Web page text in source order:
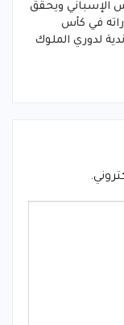
الإسباني ويحقق
في كأس
لدوري الملوك